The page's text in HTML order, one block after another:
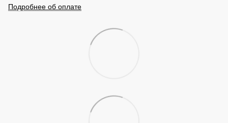
Подробнее об оплате